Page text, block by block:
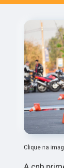
Clique na